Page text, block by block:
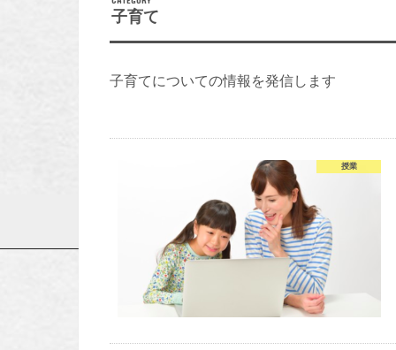
子育て
子育てについての情報を発信します
授業